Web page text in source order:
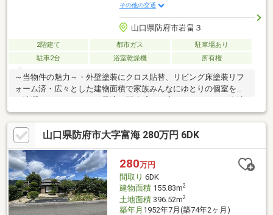
その他の交通
山口県防府市岩畠３
2階建て 都市ガス
駐車場あり
駐車2台
浴室乾燥機 所有権
～当物件の魅力～・外壁塗装にクロス貼替、リビング床塗装リフ
ォーム済・広々とした建物面積で家族みんなにゆとりの個室を・
物件につき、ご入居までスムーズな取引が可能■アクセス・国道2
号線「農業大学入口交差点」まで車で約3分・幹線道路への軽快な
アクセスで毎日の通勤も快適■周辺環境・商業施設へもアクセス
しやすい防府市の便利な立地・落ち着いた住環境で子育て世代に
もおすすめ○お子様連れでのご来場も歓迎○見学予約ボタンからお
気軽にお問い合わせください
山口県防府市大字富海 280万円 6DK
280万円
間取り 6DK
建物面積155.83m2
土地面積396.52m2
築年月 1952年7月(築74年2ヶ月)